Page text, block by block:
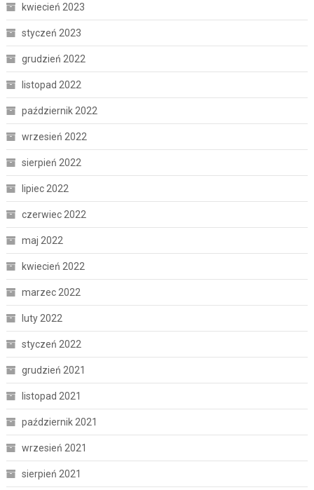
kwiecień 2023
styczeń 2023
grudzień 2022
listopad 2022
październik 2022
wrzesień 2022
sierpień 2022
lipiec 2022
czerwiec 2022
maj 2022
kwiecień 2022
marzec 2022
luty 2022
styczeń 2022
grudzień 2021
listopad 2021
październik 2021
wrzesień 2021
sierpień 2021